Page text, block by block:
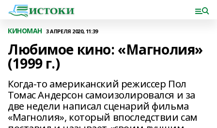
КИНОМАН 3 АПРЕЛЯ 2020, 11:39
Любимое кино: «Магнолия»
(1999 г.)
Когда-то американский режиссер Пол
Томас Андерсон самоизолировался и за
две недели написал сценарий фильма
«Магнолия», который впоследствии сам